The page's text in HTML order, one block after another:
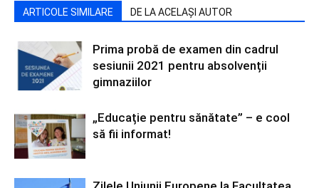
ARTICOLE SIMILARE DE LA ACELAȘI AUTOR
Prima probă de examen din cadrul
sesiunii 2021 pentru absolvenții
gimnaziilor
„Educație pentru sănătate” – e cool
să fii informat!